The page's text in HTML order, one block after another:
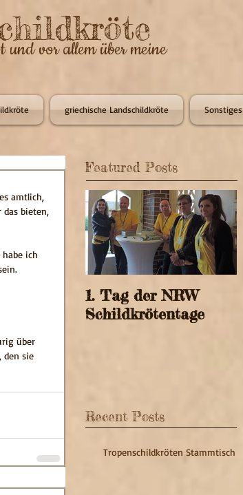
und vor allem über meine
griechische Landschildkröte Sonstiges
amtlich,
bieten,
ich
über
den sie
Featured Posts
1. Tag der NRW
Schildkrötentage
Recent Posts
Tropenschildkröten Stammtisch